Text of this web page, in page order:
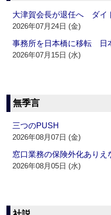
大津賀会長が退任へ ダイ
2026年07月24日 (金)
事務所を日本橋に移転 日
2026年07月15日 (水)
無季言
三つのPUSH
2026年08月07日 (金)
窓口業務の保険外化ありえ
2026年08月05日 (水)